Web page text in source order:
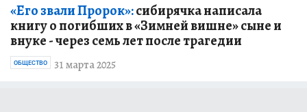
«Его звали Пророк»:сибирячка написала
книгу о погибших в «Зимней вишне» сыне и
внуке - через семь лет после трагедии
31 марта 2025
ОБЩЕСТВО